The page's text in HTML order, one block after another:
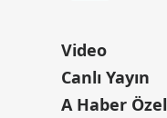
Video
Canlı Yayın
A Haber Özel